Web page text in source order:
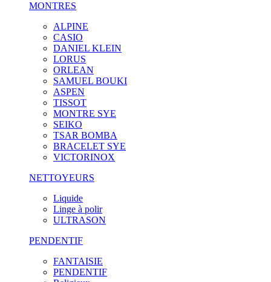
MONTRES
ALPINE
CASIO
DANIEL KLEIN
LORUS
ORLEAN
SAMUEL BOUKI
ASPEN
TISSOT
MONTRE SYE
SEIKO
TSAR BOMBA
BRACELET SYE
VICTORINOX
NETTOYEURS
Liquide
Linge à polir
ULTRASON
PENDENTIF
FANTAISIE
PENDENTIF